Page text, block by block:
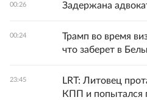
00:26 Задержана
00:24
Трамп во время
что заберет в
23:45
LRT: Литовец
КПП и попытался